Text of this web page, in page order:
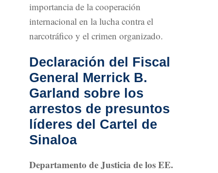
importancia de la cooperación
internacional en la lucha contra el
narcotráfico y el crimen organizado.
Declaración del Fiscal
General Merrick B.
Garland sobre los
arrestos de presuntos
líderes del Cartel de
Sinaloa
Departamento de Justicia de los EE.